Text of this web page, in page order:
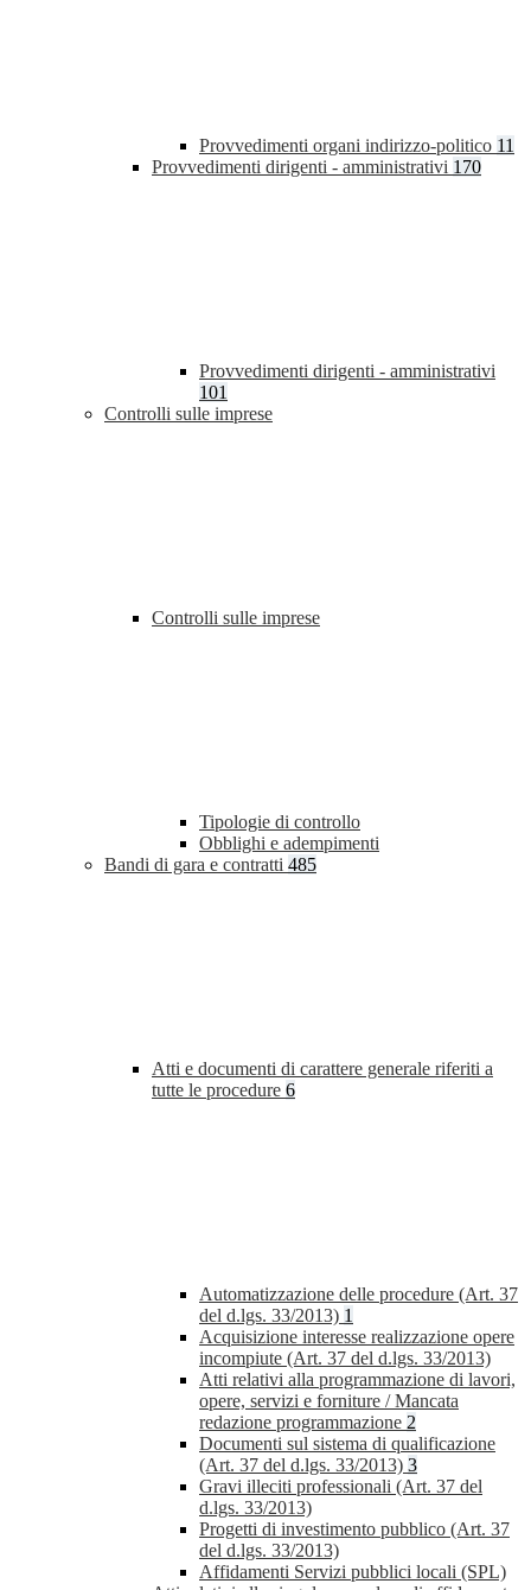
Provvedimenti organi indirizzo-politico 11
Provvedimenti dirigenti - amministrativi 170
Provvedimenti dirigenti - amministrativi
101
Controlli sulle imprese
Controlli sulle imprese
Tipologie di controllo
Obblighi e adempimenti
Bandi di gara e contratti 485
Atti e documenti di carattere generale riferiti a
tutte le procedure 6
Automatizzazione delle procedure (Art. 37
del d.lgs. 33/2013) 1
Acquisizione interesse realizzazione opere
incompiute (Art. 37 del d.lgs. 33/2013)
Atti relativi alla programmazione di lavori,
opere, servizi e forniture / Mancata
redazione programmazione 2
Documenti sul sistema di qualificazione
(Art. 37 del d.lgs. 33/2013) 3
Gravi illeciti professionali (Art. 37 del
d.lgs. 33/2013)
Progetti di investimento pubblico (Art. 37
del d.lgs. 33/2013)
Affidamenti Servizi pubblici locali (SPL)